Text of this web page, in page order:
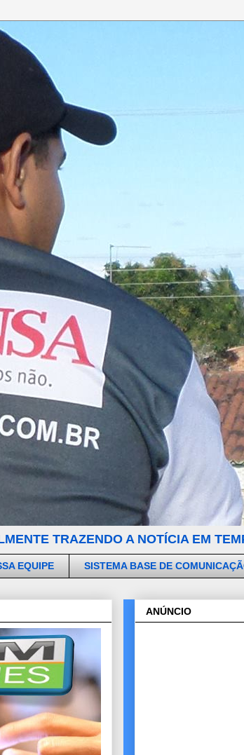
TRAZENDO A NOTÍCIA EM
EQUIPE SISTEMA BASE DE
ANÚNCIO